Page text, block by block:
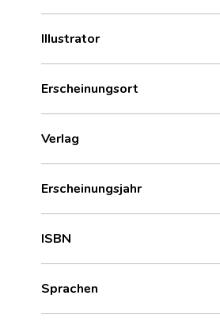
Illustrator
Erscheinungsort
Verlag
Erscheinungsjahr
ISBN
Sprachen